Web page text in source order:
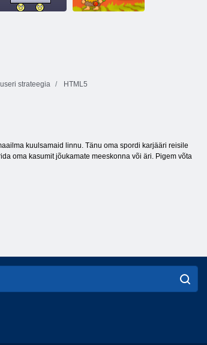
strateegia HTML5
kuulsamaid linnu. Tänu oma spordi karjääri reisile
oma kasumit jõukamate meeskonna või äri. Pigem võta